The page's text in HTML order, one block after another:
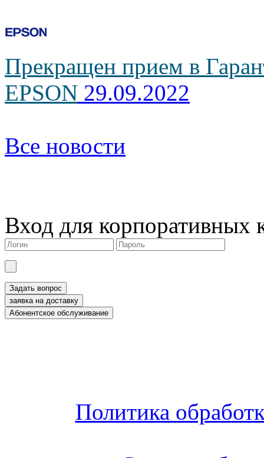
Прекращен прием в
EPSON 29.09.2022
Все новости
Вход для корпоративных
Политика